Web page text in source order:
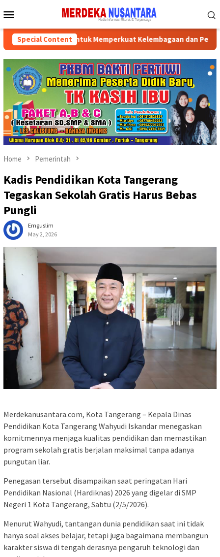
to
Menu
Special Content
Kalsel Untuk Memperkuat Kelembagaan dan Peningkatan
Home Pemerintah
Kadis Pendidikan Kota Tangerang
Tegaskan Sekolah Gratis Harus Bebas
Pungli
Emguslim
May 2, 2026
Merdekanusantara.com, Kota Tangerang – Kepala Dinas
Pendidikan Kota Tangerang Wahyudi Iskandar menegaskan
komitmennya menjaga kualitas pendidikan dan memastikan
program sekolah gratis berjalan maksimal tanpa adanya
pungutan liar.
Penegasan tersebut disampaikan saat peringatan Hari
Pendidikan Nasional (Hardiknas) 2026 yang digelar di SMP
Negeri 1 Kota Tangerang, Sabtu (2/5/2026).
Menurut Wahyudi, tantangan dunia pendidikan saat ini tidak
hanya soal akses belajar, tetapi juga bagaimana membangun
karakter siswa di tengah derasnya pengaruh teknologi dan